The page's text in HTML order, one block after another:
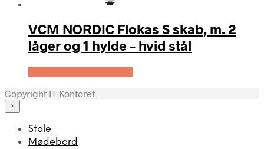
VCM NORDIC Flokas S skab, m. 2
låger og 1 hylde – hvid stål
Copyright IT Kontoret
×
Stole
Mødebord